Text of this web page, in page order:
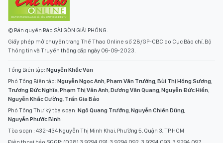
© Bản quyền Báo SÀI GÒN GIẢI PHÓNG.
Giấy phép mở chuyên trang Thể Thao Online số 28/GP-CBC do Cục Báo chí, Bộ
Thông tin và Truyền thông cấp ngày 06-09-2023.
Tổng Biên tập: Nguyễn Khắc Văn
Phó Tổng Biên tập: Nguyễn Ngọc Anh,Phạm Văn Trường,Bùi Thị Hồng Sương,
Trương Đức Nghĩa,Phạm Thị Vân Anh,Dương Văn Quang,Nguyễn Đức Hiển,
Nguyễn Khắc Cường, Trần Gia Bảo
Phó Tổng Thư ký tòa soạn: Ngô Quang Trưởng,Nguyễn Chiến Dũng,
Nguyễn Phước Bình
Tòa soạn : 432-434 Nguyễn Thị Minh Khai, Phường 5, Quận 3, TP.HCM